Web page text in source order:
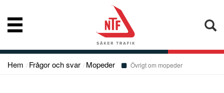
Nyheter
Hem Frågor och svar Mopeder Övrigt om mopeder